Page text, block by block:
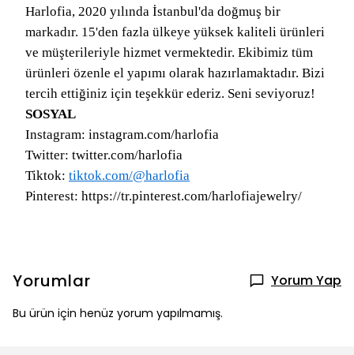
Harlofia, 2020 yılında İstanbul'da doğmuş bir
markadır. 15'den fazla ülkeye yüksek kaliteli ürünleri
ve müşterileriyle hizmet vermektedir. Ekibimiz tüm
ürünleri özenle el yapımı olarak hazırlamaktadır. Bizi
tercih ettiğiniz için teşekkür ederiz. Seni seviyoruz!
SOSYAL
Instagram: instagram.com/harlofia
Twitter: twitter.com/harlofia
Tiktok: tiktok.com/@harlofia
Pinterest: https://tr.pinterest.com/harlofiajewelry/
Yorumlar Yorum Yap
Bu ürün için henüz yorum yapılmamış.